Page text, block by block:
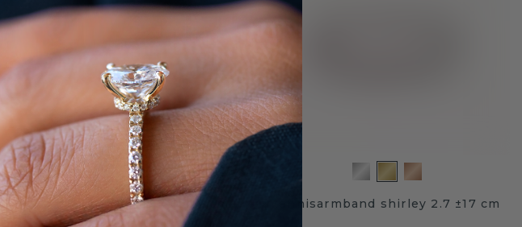
tennisarmband shirley 3.0 ±17 cm tennisarmband shirley 2.7 ±17 cm